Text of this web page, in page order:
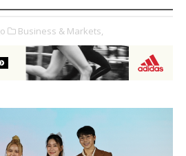
Business & Markets,